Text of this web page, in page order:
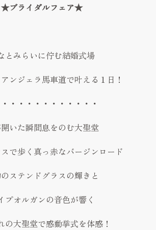
★ブライダルフェア★
とみらいに佇む結婚式場
ンジェラ馬車道で叶える１日！
・・・・・・・・・・・・
いた瞬間息をのむ大聖堂
で歩く真っ赤なバージンロード
ステンドグラスの輝きと
プオルガンの音色が響く
の大聖堂で感動挙式を体感！